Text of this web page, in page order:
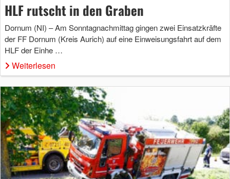
HLF rutscht in den Graben
Dornum (NI) – Am Sonntagnachmittag gingen zwei Einsatzkräfte
der FF Dornum (Kreis Aurich) auf eine Einweisungsfahrt auf dem
HLF der Einhe …
Weiterlesen